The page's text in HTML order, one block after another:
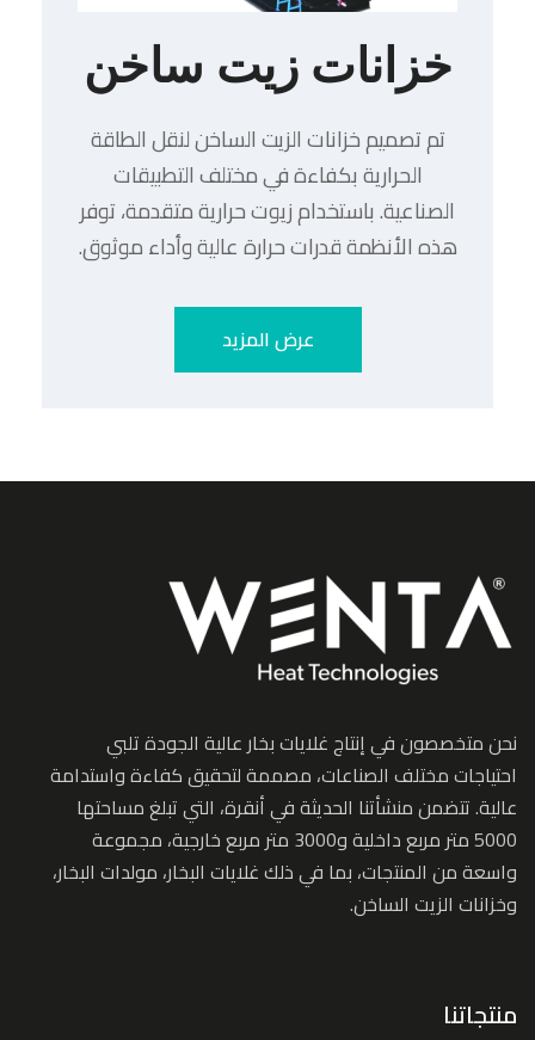
خزانات زيت ساخن
تم تصميم خزانات الزيت الساخن لنقل الطاقة
الحرارية بكفاءة في مختلف التطبيقات
الصناعية. باستخدام زيوت حرارية متقدمة، توفر
هذه الأنظمة قدرات حرارة عالية وأداء موثوق.
عرض المزيد
نحن متخصصون في إنتاج غلايات بخار عالية الجودة تلبي
احتياجات مختلف الصناعات، مصممة لتحقيق كفاءة واستدامة
عالية. تتضمن منشأتنا الحديثة في أنقرة، التي تبلغ مساحتها
5000 متر مربع داخلية و3000 متر مربع خارجية، مجموعة
واسعة من المنتجات، بما في ذلك غلايات البخار، مولدات البخار،
وخزانات الزيت الساخن.
منتجاتنا